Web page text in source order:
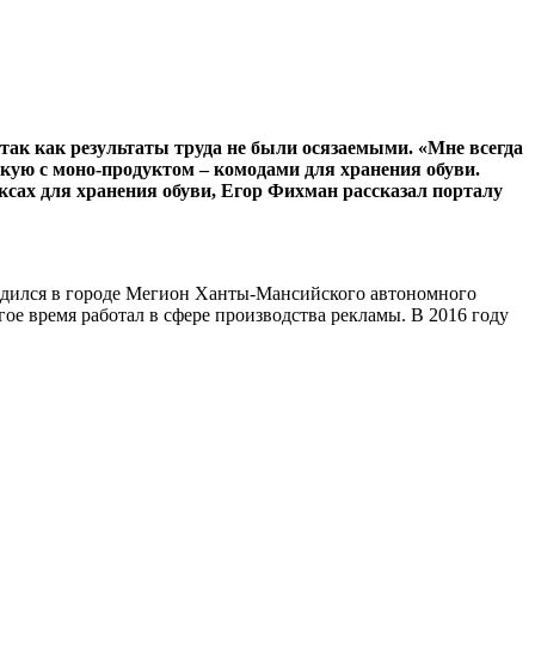
как результаты труда не были осязаемыми. «Мне всегда
с моно-продуктом – комодами для хранения обуви.
для хранения обуви, Егор Фихман рассказал порталу
в городе Мегион Ханты-Мансийского автономного
время работал в сфере производства рекламы. В 2016 году